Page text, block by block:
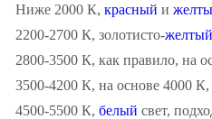
Ниже 2000 К, красный и
2200-2700 К, золотисто-желтый
2800-3500 К, как правило, на
3500-4200 К, на основе 4000
4500-5500 К, белый свет,